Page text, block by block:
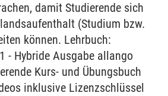
damit Studierende sich
(Studium bzw.
können. Lehrbuch:
- Hybride Ausgabe allango
Kurs- und Übungsbuch
inklusive Lizenzschlüssel